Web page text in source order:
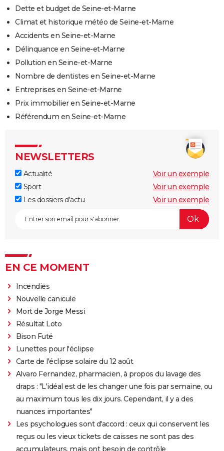
Dette et budget de Seine-et-Marne
Climat et historique météo de Seine-et-Marne
Accidents en Seine-et-Marne
Délinquance en Seine-et-Marne
Pollution en Seine-et-Marne
Nombre de dentistes en Seine-et-Marne
Entreprises en Seine-et-Marne
Prix immobilier en Seine-et-Marne
Référendum en Seine-et-Marne
NEWSLETTERS
Actualité
Voir un exemple
Sport
Voir un exemple
Les dossiers d'actu
Voir un exemple
EN CE MOMENT
Incendies
Nouvelle canicule
Mort de Jorge Messi
Résultat Loto
Bison Futé
Lunettes pour l'éclipse
Carte de l'éclipse solaire du 12 août
Alvaro Fernandez, pharmacien, à propos du lavage des
draps : "L'idéal est de les changer une fois par semaine, ou
au maximum tous les dix jours. Cependant, il y a des
nuances importantes"
Les psychologues sont d'accord : ceux qui conservent les
reçus ou les vieux tickets de caisses ne sont pas des
accumulateurs, mais ont besoin de contrôle